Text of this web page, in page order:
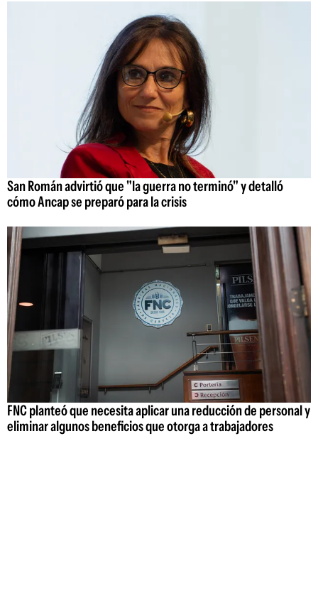
San Román advirtió que "la guerra no terminó" y detalló
cómo Ancap se preparó para la crisis
FNC planteó que necesita aplicar una reducción de personal y
eliminar algunos beneficios que otorga a trabajadores